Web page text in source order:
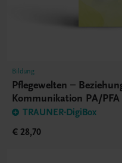
Bildung
Pflegewelten –
Kommunikation PA/PFA
TRAUNER-DigiBox
€ 28,70